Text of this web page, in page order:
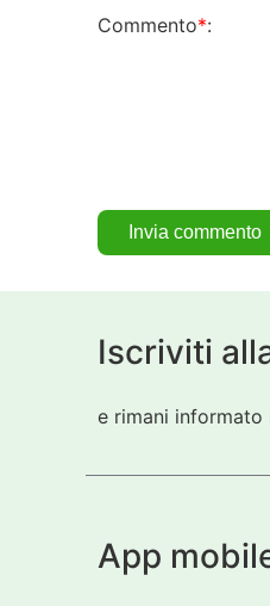
Commento*:
Iscriviti
e rimani informato
App